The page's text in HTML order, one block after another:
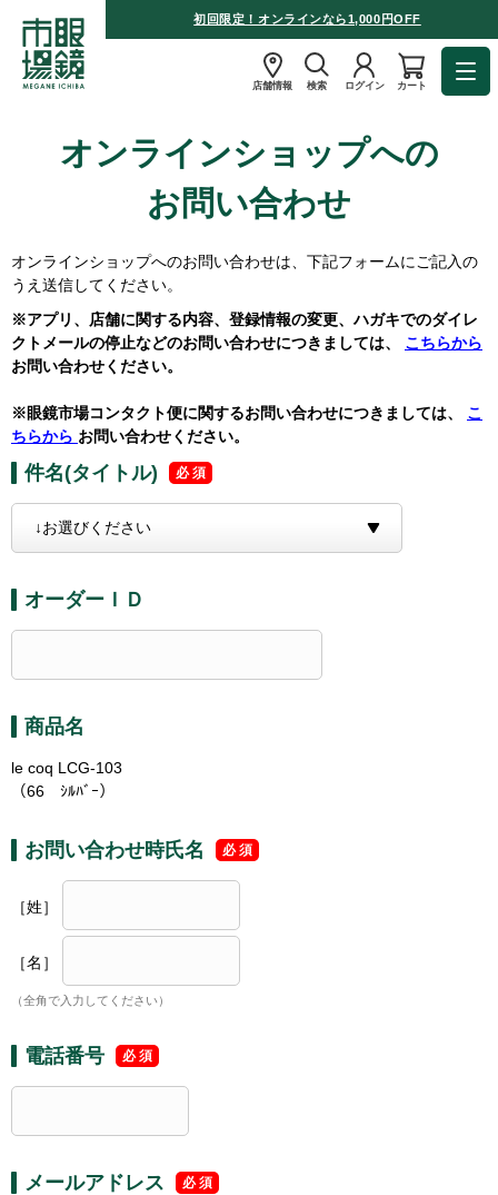
初回限定！オンラインなら1,000円OFF
店舗情報 検索 ログイン カート
オンラインショップへの
お問い合わせ
オンラインショップへのお問い合わせは、下記フォームにご記入の
うえ送信してください。
※アプリ、店舗に関する内容、登録情報の変更、ハガキでのダイレ
クトメールの停止などのお問い合わせにつきましては、 こちらから
お問い合わせください。
※眼鏡市場コンタクト便に関するお問い合わせにつきましては、 こ
ちらから お問い合わせください。
件名(タイトル)
オーダーＩＤ
商品名
le coq LCG-103
（66 ｼﾙﾊﾞｰ）
お問い合わせ時氏名
［姓］
［名］
（全角で入力してください）
電話番号
メールアドレス